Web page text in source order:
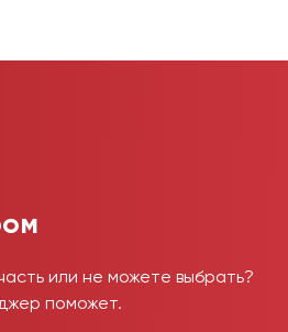
или не можете выбрать?
поможет.